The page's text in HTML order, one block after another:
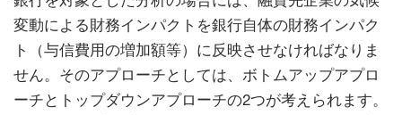
変動による財務インパクトを銀行自体の財務インパク
ト（与信費用の増加額等）に反映させなければなりま
せん。そのアプローチとしては、ボトムアップアプロ
ーチとトップダウンアプローチの2つが考えられます。